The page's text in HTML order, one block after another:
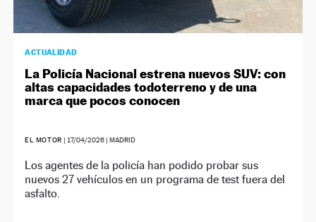
ACTUALIDAD
La Policía Nacional estrena nuevos SUV: con
altas capacidades todoterreno y de una
marca que pocos conocen
EL MOTOR | 17/04/2026 | MADRID
Los agentes de la policía han podido probar sus
nuevos 27 vehículos en un programa de test fuera del
asfalto.